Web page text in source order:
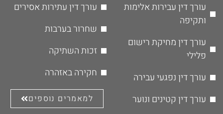
עורך דין עבירות אלימות
ותקיפה
עורך דין מחיקת רישום
פלילי
עורך דין נפגעי עבירה
עורך דין קטינים ונוער
עורך דין עתירות אסירים
שחרור בערבות
זכות השתיקה
חקירה באזהרה
למאמרים נוספים